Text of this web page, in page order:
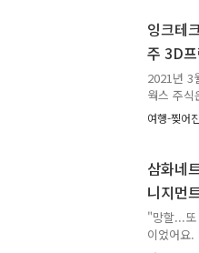
경쓰이는
부로 손
알아서 돈
어요. 한
었어요...
잉크테
주 3D
관련주
2021년 3
웍스 주
쳤다. 미
우 주식
아주 길
있으니까
29일 한
런데 그
여행-찢어
삼화네
니지먼
업, 방
"망할...또
이었어요